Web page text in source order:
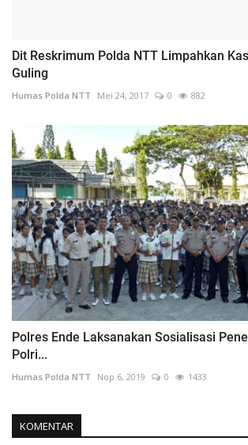
Dit Reskrimum Polda NTT Limpahkan
Guling
Humas Polda NTT Mei 24, 2017 0 882
Polres Ende Laksanakan Sosialisasi
Polri...
Humas Polda NTT Nop 6, 2019 0 1433
KOMENTAR